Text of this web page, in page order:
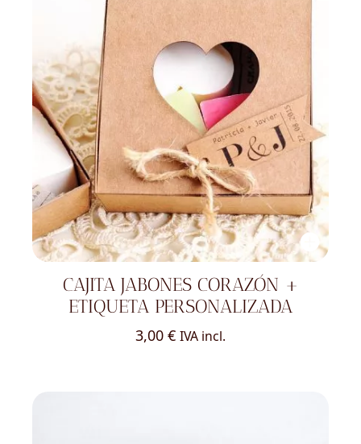
CAJITA JABONES CORAZÓN +
ETIQUETA PERSONALIZADA
3,00 € IVA incl.